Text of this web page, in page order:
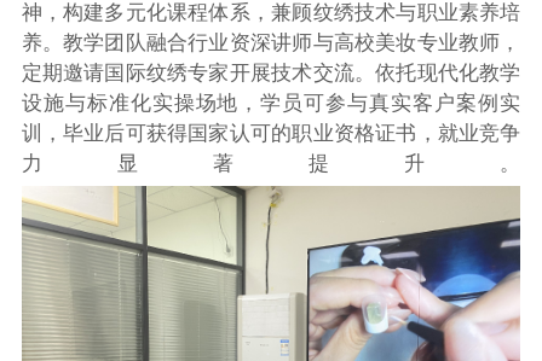
神，构建多元化课程体系，兼顾纹绣技术与职业素养培
养。教学团队融合行业资深讲师与高校美妆专业教师，
定期邀请国际纹绣专家开展技术交流。依托现代化教学
设施与标准化实操场地，学员可参与真实客户案例实
训，毕业后可获得国家认可的职业资格证书，就业竞争
力显著提升。